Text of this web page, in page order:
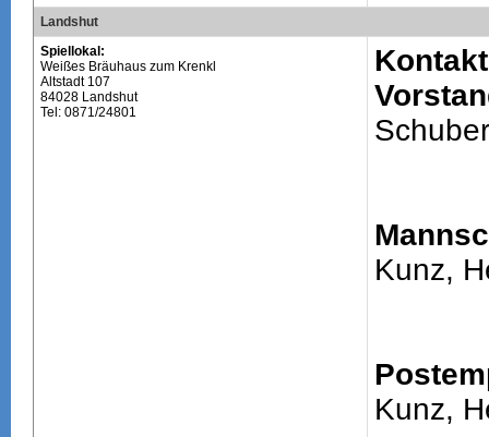
Landshut
Spiellokal:
Weißes Bräuhaus zum Krenkl
Altstadt 107
84028 Landshut
Tel: 0871/24801
Kunz,
Kunz,